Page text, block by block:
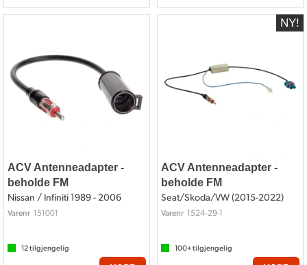
ACV Antenneadapter -
beholde FM
Nissan / Infiniti 1989 - 2006
Varenr 151001
12tilgjengelig
ACV Antenneadapter -
beholde FM
Seat/Skoda/VW (2015-2022)
Varenr 1524-29-1
100+tilgjengelig